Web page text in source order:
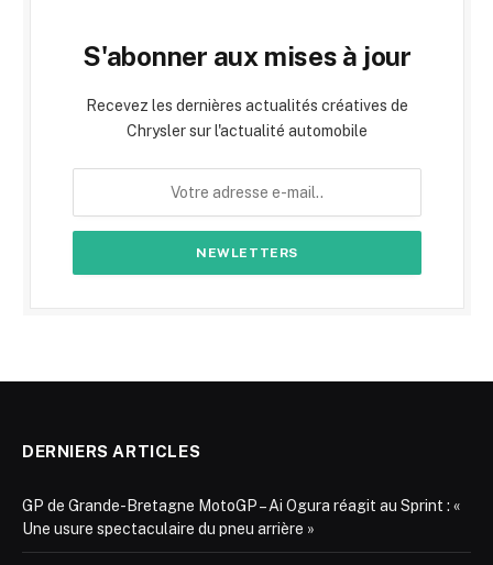
S'abonner aux mises à jour
Recevez les dernières actualités créatives de
Chrysler sur l'actualité automobile
DERNIERS ARTICLES
GP de Grande-Bretagne MotoGP – Ai Ogura réagit au Sprint : «
Une usure spectaculaire du pneu arrière »